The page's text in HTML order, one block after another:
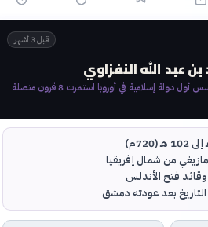
قبل 3 أشهر
عبد الله النفزاوي
إسلامية في أوروبا استمرت 8 قرون متصلة
من شمال إفريقيا
فتح الأندلس
بعد عودته دمشق